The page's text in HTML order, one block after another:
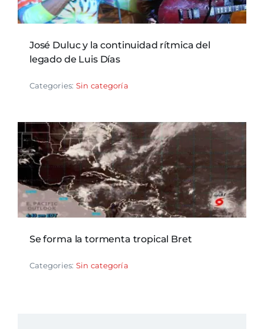
José Duluc y la continuidad rítmica del
legado de Luis Días
Categories: Sin categoría
Se forma la tormenta tropical Bret
Categories: Sin categoría